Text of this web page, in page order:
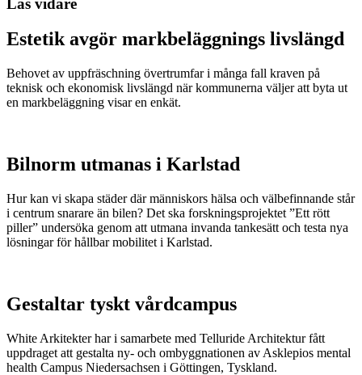
Estetik avgör markbeläggnings livslängd
Behovet av uppfräschning övertrumfar i många fall kraven på
teknisk och ekonomisk livslängd när kommunerna väljer att byta ut
en markbeläggning visar en enkät.
Bilnorm utmanas i Karlstad
Hur kan vi skapa städer där människors hälsa och välbefinnande står
i centrum snarare än bilen? Det ska forskningsprojektet ”Ett rött
piller” undersöka genom att utmana invanda tankesätt och testa nya
lösningar för hållbar mobilitet i Karlstad.
Gestaltar tyskt vårdcampus
White Arkitekter har i samarbete med Telluride Architektur fått
uppdraget att gestalta ny- och ombyggnationen av Asklepios mental
health Campus Niedersachsen i Göttingen, Tyskland.